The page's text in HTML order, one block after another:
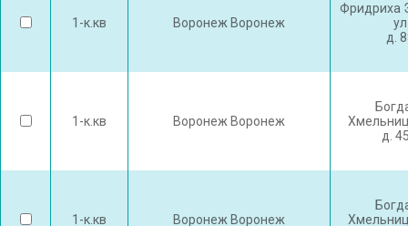
1-к.кв Воронеж Воронеж
Фридриха
ул
д.
1-к.кв Воронеж Воронеж
д.
1-к.кв Воронеж Воронеж